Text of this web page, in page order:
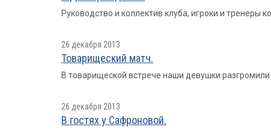
Руководство и коллектив клуба, игроки и
26 декабря 2013
Товарищеский матч.
В товарищеской встрече наши девушки
26 декабря 2013
В гостях у Сафроновой.